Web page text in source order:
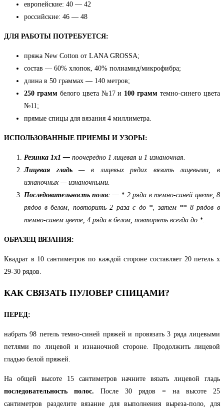
европейские: 40 — 42
российские: 46 — 48
ДЛЯ РАБОТЫ ПОТРЕБУЕТСЯ:
пряжа New Cotton от LANA GROSSA;
состав — 60% хлопок, 40% полиамид/микрофибра;
длина в 50 граммах — 140 метров;
250 грамм белого цвета №17 и 100 грамм темно-синего цвета
№11;
прямые спицы для вязания 4 миллиметра.
ИСПОЛЬЗОВАННЫЕ ПРИЕМЫ И УЗОРЫ:
Резинка 1х1 — поочередно 1 лицевая и 1 изнаночная.
Лицевая гладь— в лицевых рядах вязать лицевыми, в
изнаночных — изнаночными.
Последовательность полос — * 2 ряда в темно-синей цвете, 8
рядов в белом, повторить 2 раза с до *, затем ** 8 рядов в
темно-синем цвете, 4 ряда в белом, повторять всегда до *.
ОБРАЗЕЦ ВЯЗАНИЯ:
Квадрат в 10 сантиметров по каждой стороне составляет 20 петель х
29-30 рядов.
КАК СВЯЗАТЬ ПУЛОВЕР СПИЦАМИ?
ПЕРЕД:
набрать 98 петель темно-синей пряжей и провязать 3 ряда лицевыми
петлями по лицевой и изнаночной стороне. Продолжить лицевой
гладью белой пряжей.
На общей высоте 15 сантиметров начните вязать лицевой гладь
последовательность полос. После 30 рядов = на высоте 25
сантиметров разделите вязание для выполнения выреза-поло, для